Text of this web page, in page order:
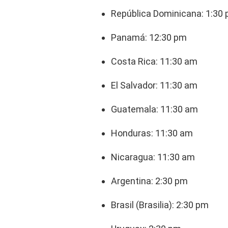
República Dominicana: 1:30
Panamá: 12:30 pm
Costa Rica: 11:30 am
El Salvador: 11:30 am
Guatemala: 11:30 am
Honduras: 11:30 am
Nicaragua: 11:30 am
Argentina: 2:30 pm
Brasil (Brasilia): 2:30 pm